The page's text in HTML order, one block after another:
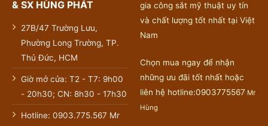
& SX HÙNG PHÁT
27B/47 Trường Lưu,
Phường Long Trường, TP.
Thủ Đức, HCM
Giờ mở cửa: T2 - T7: 9h00
- 20h30; CN: 8h30 - 17h30
Hotline: 0903.775.567 Mr
gia công sắt mỹ thuật uy tín
và chất lượng tốt nhất tại Việt
Nam
Chọn mua ngay để nhận
những ưu đãi tốt nhất hoặc
liên hệ hotline:0903775567 Mr
Hùng